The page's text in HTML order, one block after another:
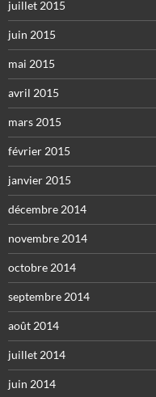
juillet 2015
juin 2015
mai 2015
avril 2015
mars 2015
février 2015
janvier 2015
décembre 2014
novembre 2014
octobre 2014
septembre 2014
août 2014
juillet 2014
juin 2014